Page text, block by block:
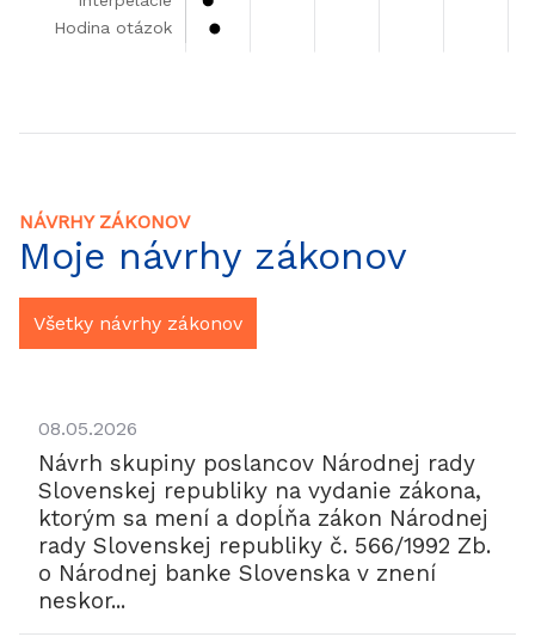
NÁVRHY ZÁKONOV
Moje návrhy zákonov
Všetky návrhy zákonov
08.05.2026
Návrh skupiny poslancov Národnej rady
Slovenskej republiky na vydanie zákona,
ktorým sa mení a dopĺňa zákon Národnej
rady Slovenskej republiky č. 566/1992 Zb.
o Národnej banke Slovenska v znení
neskor...